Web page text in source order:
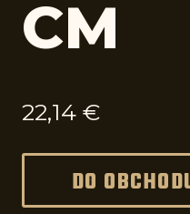
CM
22,14 €
DO